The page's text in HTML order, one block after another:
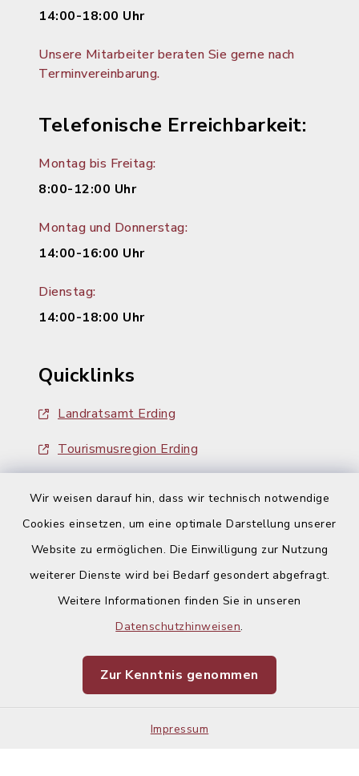
Wir weisen darauf hin, dass wir technisch notwendige
Cookies einsetzen, um eine optimale Darstellung unserer
Website zu ermöglichen. Die Einwilligung zur Nutzung
weiterer Dienste wird bei Bedarf gesondert abgefragt.
Weitere Informationen finden Sie in unseren
Datenschutzhinweisen.
Zur Kenntnis genommen
Impressum
14:00-18:00 Uhr
Unsere Mitarbeiter beraten Sie gerne nach
Terminvereinbarung.
Telefonische Erreichbarkeit:
Montag bis Freitag:
8:00-12:00 Uhr
Montag und Donnerstag:
14:00-16:00 Uhr
Dienstag:
14:00-18:00 Uhr
Quicklinks
Landratsamt Erding
Tourismusregion Erding
Kontakt
Datenschutz
Impressum